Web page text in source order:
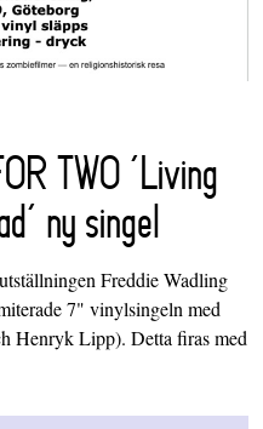
TWO ‘Living
ny singel
Freddie Wadling
7" vinylsingeln med
Henryk Lipp). Detta firas med